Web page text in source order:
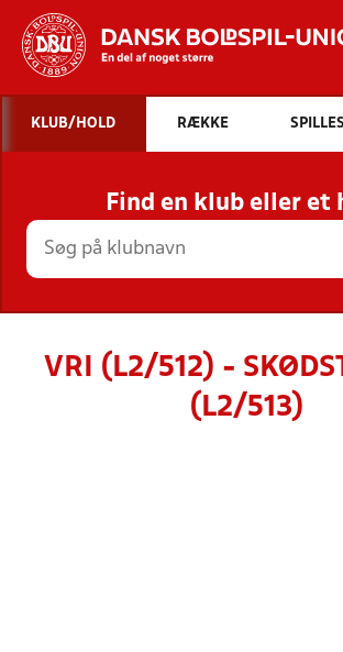
Hvad
INDHOLD
STILLINGER, RESULTATER,
HOLD
KLUB/HOLD RÆKKE
Find en klub eller et
VRI (L2/512) -
(L2/513)